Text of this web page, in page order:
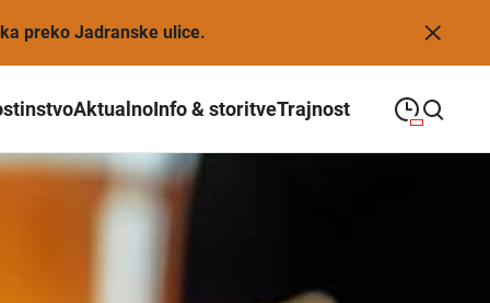
preko Jadranske ulice.
AktualnoInfo & storitveTrajnost
Close search